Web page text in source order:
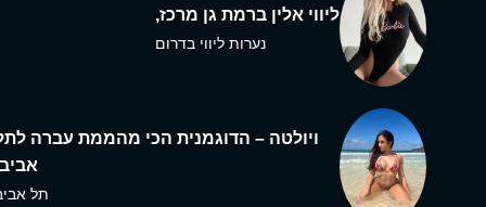
ליווי אלין ברמת גן מרכז,
נערות ליווי בדרום
ויולטה – הדוגמנית הכי מהממת עברה
תל